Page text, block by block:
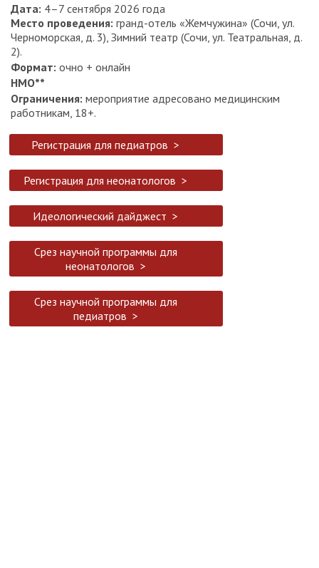
Дата: 4–7 сентября 2026 года
Место проведения: гранд-отель «Жемчужина» (Сочи, ул.
Черноморская, д. 3), Зимний театр (Сочи, ул. Театральная, д.
2).
Формат: очно + онлайн
НМО**
Ограничения: мероприятие адресовано медицинским
работникам, 18+.
Регистрация для педиатров >
Регистрация для неонатологов >
Идеологический дайджест >
Срез научной программы для
неонатологов >
Срез научной программы для
педиатров >